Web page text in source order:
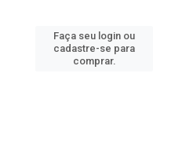
Faça seu login ou
cadastre-se para
comprar.